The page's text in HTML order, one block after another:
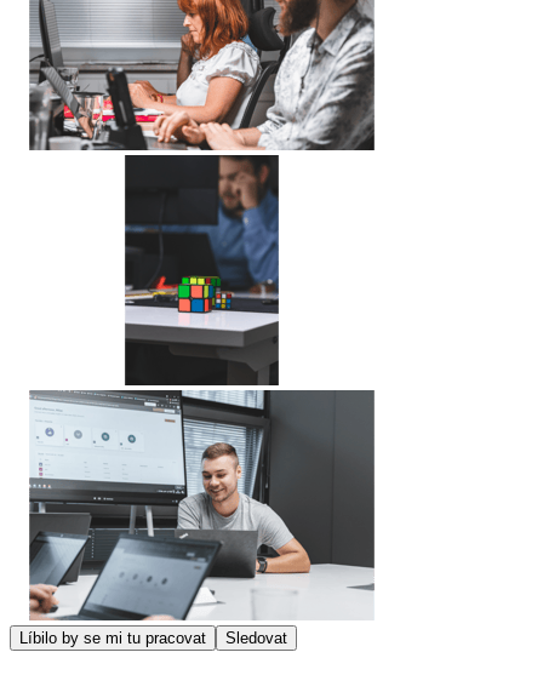
Líbilo by se mi tu pracovat Sledovat